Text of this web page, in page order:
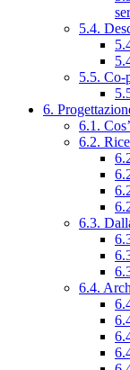
5.4.
5.5. Co-
6.
6.1.
6.2.
6.3.
6.4.